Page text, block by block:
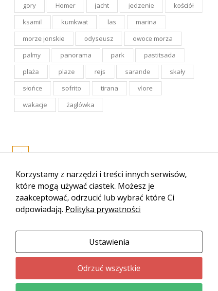
gory
Homer jacht jedzenie
kościół
ksamil
kumkwat las
marina
morze jonskie
odyseusz
owoce morza
palmy
panorama park
pastitsada
plaża
plaze rejs sarande
skały
słońce
sofrito tirana
vlore
wakacje
żaglówka
Korzystamy z narzędzi i treści innych serwisów,
które mogą używać ciastek. Możesz je
zaakceptować, odrzucić lub wybrać które Ci
odpowiadają. Polityka prywatności
Ustawienia
Odrzuć wszystkie